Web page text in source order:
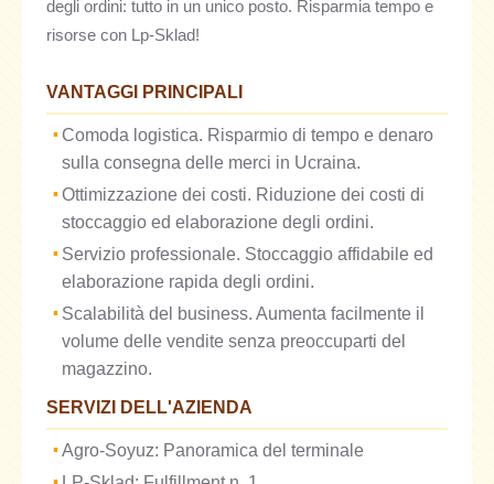
degli ordini: tutto in un unico posto. Risparmia tempo e
risorse con Lp-Sklad!
VANTAGGI PRINCIPALI
Comoda logistica. Risparmio di tempo e denaro
sulla consegna delle merci in Ucraina.
Ottimizzazione dei costi. Riduzione dei costi di
stoccaggio ed elaborazione degli ordini.
Servizio professionale. Stoccaggio affidabile ed
elaborazione rapida degli ordini.
Scalabilità del business. Aumenta facilmente il
volume delle vendite senza preoccuparti del
magazzino.
SERVIZI DELL'AZIENDA
Agro-Soyuz: Panoramica del terminale